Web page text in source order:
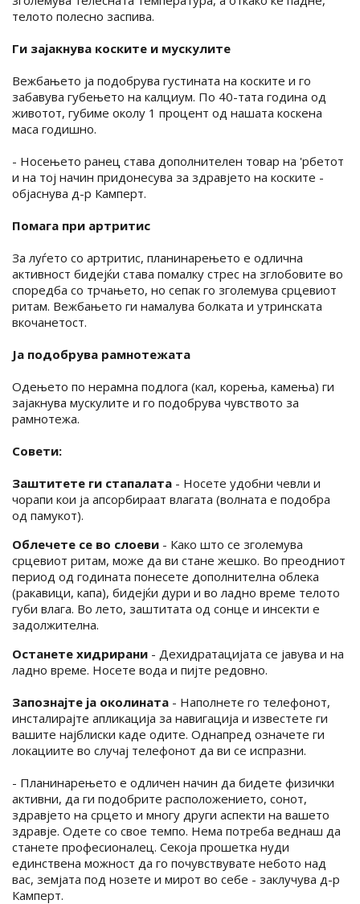
телото полесно заспива.
Ги зајакнува коските и мускулите
Вежбањето ја подобрува густината на коските и го
забавува губењето на калциум. По 40-тата година од
животот, губиме околу 1 процент од нашата коскена
маса годишно.
- Носењето ранец става дополнителен товар на 'рбетот
и на тој начин придонесува за здравјето на коските -
објаснува д-р Камперт.
Помага при артритис
За луѓето со артритис, планинарењето е одлична
активност бидејќи става помалку стрес на зглобовите во
споредба со трчањето, но сепак го зголемува срцевиот
ритам. Вежбањето ги намалува болката и утринската
вкочанетост.
Ја подобрува рамнотежата
Одењето по нерамна подлога (кал, корења, камења) ги
зајакнува мускулите и го подобрува чувството за
рамнотежа.
Совети:
Заштитете ги стапалата - Носете удобни чевли и
чорапи кои ја апсорбираат влагата (волната е подобра
од памукот).
Облечете се во слоеви - Како што се зголемува
срцевиот ритам, може да ви стане жешко. Во преодниот
период од годината понесете дополнителна облека
(ракавици, капа), бидејќи дури и во ладно време телото
губи влага. Во лето, заштитата од сонце и инсекти е
задолжителна.
Останете хидрирани - Дехидратацијата се јавува и на
ладно време. Носете вода и пијте редовно.
Запознајте ја околината - Наполнете го телефонот,
инсталирајте апликација за навигација и известете ги
вашите најблиски каде одите. Однапред означете ги
локациите во случај телефонот да ви се испразни.
- Планинарењето е одличен начин да бидете физички
активни, да ги подобрите расположението, сонот,
здравјето на срцето и многу други аспекти на вашето
здравје. Одете со свое темпо. Нема потреба веднаш да
станете професионалец. Секоја прошетка нуди
единствена можност да го почувствувате небото над
вас, земјата под нозете и мирот во себе - заклучува д-р
Камперт.